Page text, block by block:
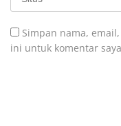
Simpan nama,
ini untuk komentar